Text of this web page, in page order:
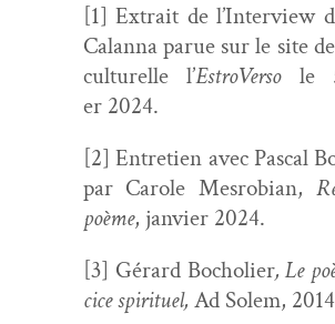
[1] Extrait de l’Interview
Calan­na parue sur le site
cul­turelle l’Estro­Ver­sole
er 2024.
[2] Entre­tien avec Pas­cal
par Car­ole Mes­ro­bian,
poème, jan­vi­er 2024.
[3] Gérard Bocholi­er, Le
ci­ce spir­ituel, Ad Solem,